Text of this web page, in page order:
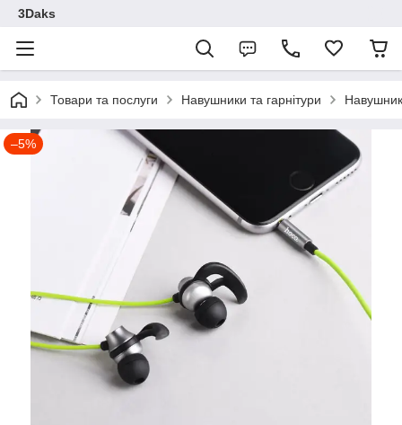
3Daks
Товари та послуги Навушники та гарнітури
–5%